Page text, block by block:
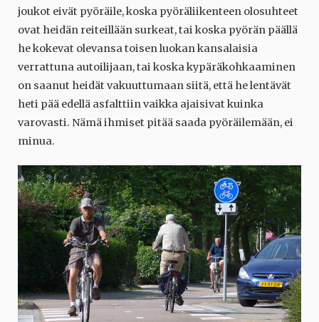
joukot eivät pyöräile, koska pyöräliikenteen olosuhteet
ovat heidän reiteillään surkeat, tai koska pyörän päällä
he kokevat olevansa toisen luokan kansalaisia
verrattuna autoilijaan, tai koska kypäräkohkaaminen
on saanut heidät vakuuttumaan siitä, että he lentävät
heti pää edellä asfalttiin vaikka ajaisivat kuinka
varovasti. Nämä ihmiset pitää saada pyöräilemään, ei
minua.